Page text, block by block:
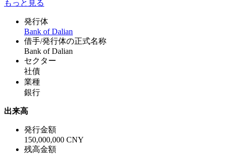
もっと見る
発行体
Bank of Dalian
借手/発行体の正式名称
Bank of Dalian
セクター
社債
業種
銀行
出来高
発行金額
150,000,000 CNY
残高金額